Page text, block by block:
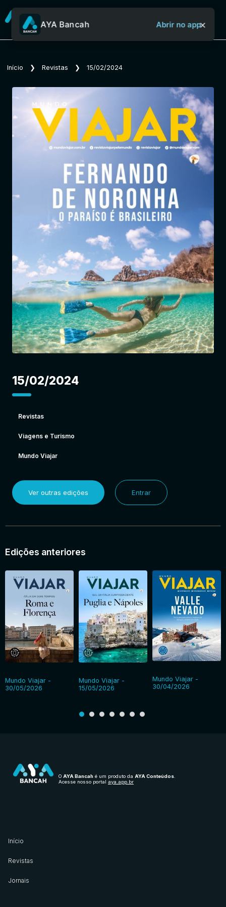
Sobre o Aya Bancah
Revistas
Jornais
Notícias
Entrar
AYA Bancah Abrir no app×
Início ❯ Revistas ❯ 15/02/2024
15/02/2024
Revistas
Viagens e Turismo
Mundo Viajar
Ver outras edições Entrar
Edições anteriores
Mundo Viajar -
30/05/2026
Mundo Viajar -
15/05/2026
Mundo Viajar -
30/04/2026
O AYA Bancah é um produto da AYA Conteúdos
Acesse nosso portal aya.app.br
Início
Revistas
Jornais